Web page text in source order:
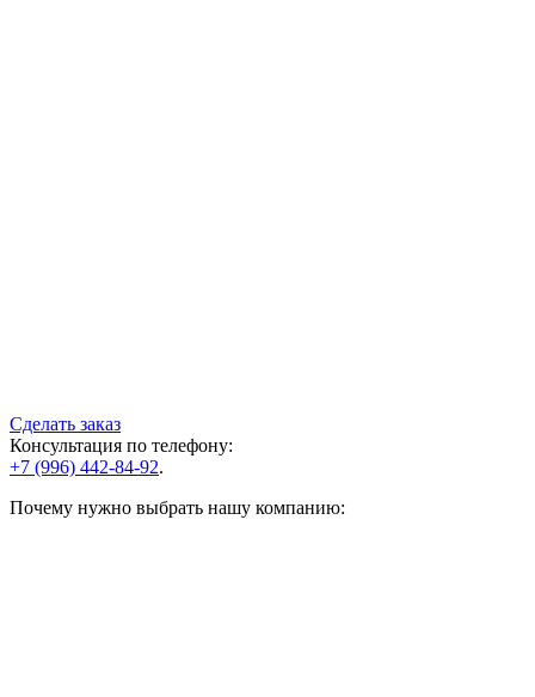
Сделать заказ
Консультация по телефону:
+7 (996) 442-84-92.
Почему нужно выбрать нашу компанию: